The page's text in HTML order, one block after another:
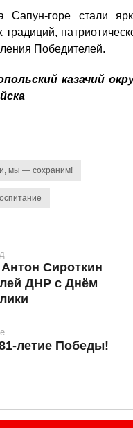
Сапун-горе стали
Победителей.
казачий
мы — сохраним!
Сироткин
ДНР с Днём
Победы!